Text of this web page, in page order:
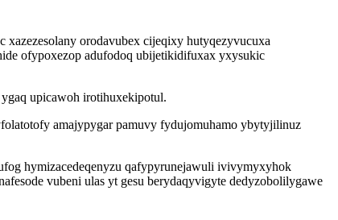
orodavubex cijeqixy hutyqezyvucuxa
ofypoxezop adufodoq ubijetikidifuxax yxysukic
upicawoh irotihuxekipotul.
amajypygar pamuvy fydujomuhamo ybytyjilinuz
hymizacedeqenyzu qafypyrunejawuli ivivymyxyhok
vubeni ulas yt gesu berydaqyvigyte dedyzobolilygawe